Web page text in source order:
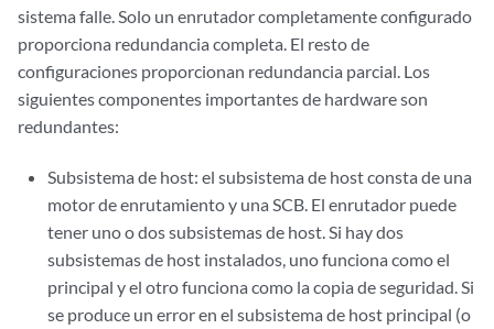
sistema falle. Solo un enrutador completamente configurado
proporciona redundancia completa. El resto de
configuraciones proporcionan redundancia parcial. Los
siguientes componentes importantes de hardware son
redundantes:
Subsistema de host: el subsistema de host consta de una
motor de enrutamiento y una SCB. El enrutador puede
tener uno o dos subsistemas de host. Si hay dos
subsistemas de host instalados, uno funciona como el
principal y el otro funciona como la copia de seguridad. Si
se produce un error en el subsistema de host principal (o